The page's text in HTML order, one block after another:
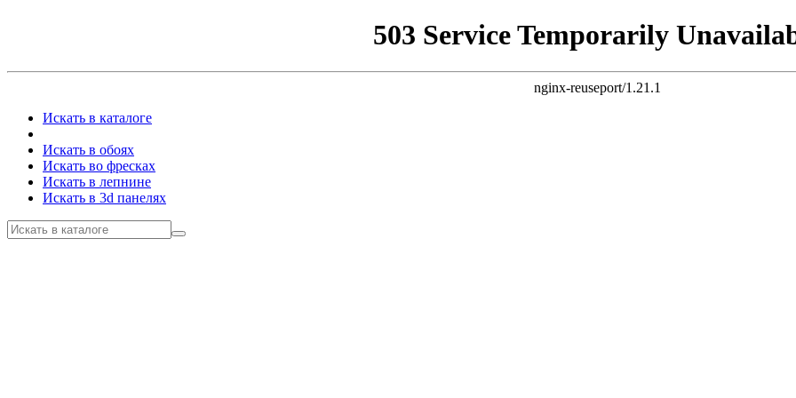
503 Service Temporarily
nginx-reuseport/1.21.1
Искать в каталоге
Искать в обоях
Искать во фресках
Искать в лепнине
Искать в 3d панелях